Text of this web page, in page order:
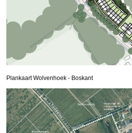
Plankaart Wolvenhoek - Boskant